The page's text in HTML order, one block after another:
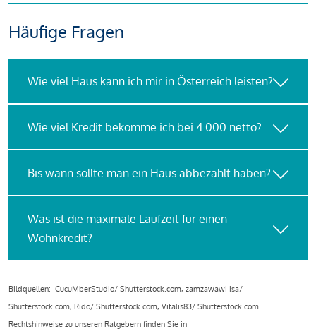
Häufige Fragen
Wie viel Haus kann ich mir in Österreich leisten?
Wie viel Kredit bekomme ich bei 4.000 netto?
Bis wann sollte man ein Haus abbezahlt haben?
Was ist die maximale Laufzeit für einen
Wohnkredit?
Bildquellen: CucuMberStudio/ Shutterstock.com, zamzawawi isa/
Shutterstock.com, Rido/ Shutterstock.com, Vitalis83/ Shutterstock.com
Rechtshinweise zu unseren Ratgebern finden Sie in